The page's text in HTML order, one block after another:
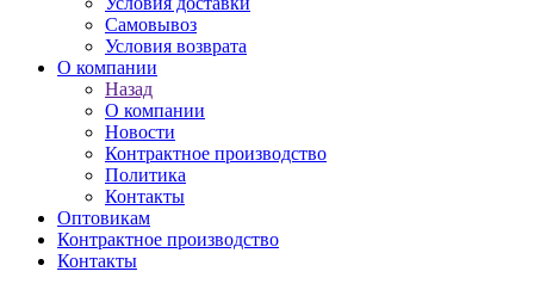
Самовывоз
Условия возврата
О компании
Назад
О компании
Новости
Контрактное производство
Политика
Контакты
Оптовикам
Контрактное производство
Контакты